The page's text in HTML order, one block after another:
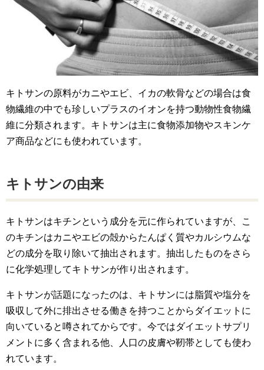
キトサンの原料がカニやエビ、イカの軟骨などの場合は食
物繊維の中でも珍しいプラスのイオンを持つ動物性食物繊
維に分類されます。キトサンは主に食物添加物やスキンケ
ア商品などにも使われています。
キトサンの由来
キトサンはキチンという成分を元に作られていますが、こ
のキチンはカニやエビの殻からたんぱく質やカルシウムな
どの成分を取り除いて抽出されます。抽出したものをさら
に化学処理してキトサンが作り出されます。
キトサンが話題になったのは、キトサンには脂質や塩分を
吸収して外に排出させる働きを持つことからダイエットに
向いていると噂されてからです。今ではダイエットサプリ
メントに多く含まれる他、人口の皮膚や靭帯としても使わ
れています。